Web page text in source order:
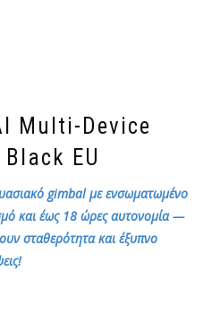
Multi-Device
EU
gimbal με ενσωματωμένο
και έως 18 ώρες αυτονομία —
σταθερότητα και έξυπνο